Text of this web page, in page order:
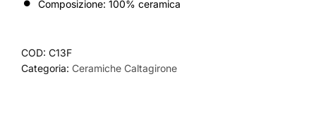
Composizione: 100% ceramica
COD: C13F
Categoria: Ceramiche Caltagirone